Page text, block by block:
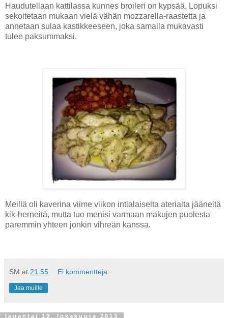
Haudutellaan kattilassa kunnes broileri on kypsää. Lopuksi
sekoitetaan mukaan vielä vähän mozzarella-raastetta ja
annetaan sulaa kastikkeeseen, joka samalla mukavasti
tulee paksummaksi.
Meillä oli kaverina viime viikon intialaiselta aterialta jääneitä
kik-herneitä, mutta tuo menisi varmaan makujen puolesta
paremmin yhteen jonkin vihreän kanssa.
SM at 21.55 Ei kommentteja:
Jaa muille
lauantai 19. lokakuuta 2013